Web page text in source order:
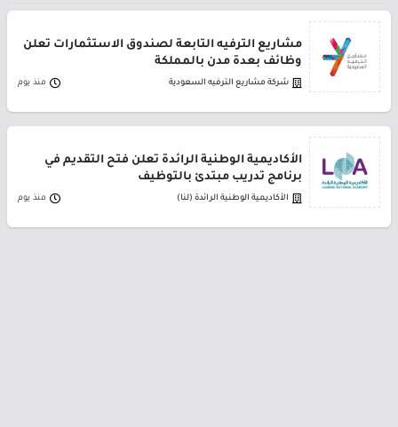
مشاريع الترفيه التابعة لصندوق الاستثمارات تعلن
وظائف بعدة مدن بالمملكة
شركة مشاريع الترفيه السعودية منذ يوم
الأكاديمية الوطنية الرائدة تعلن فتح التقديم في
برنامج تدريب مبتدئ بالتوظيف
الأكاديمية الوطنية الرائدة (لنا) منذ يوم